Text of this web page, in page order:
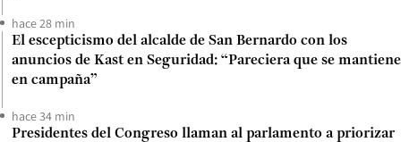
hace 28 min
El escepticismo del alcalde de San Bernardo con los
anuncios de Kast en Seguridad: “Pareciera que se mantiene
en campaña”
hace 34 min
Presidentes del Congreso llaman al parlamento a priorizar